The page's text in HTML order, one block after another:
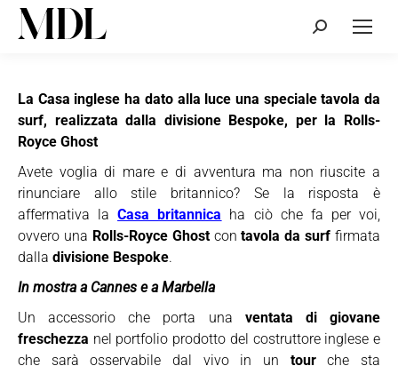
Cerca:
La Casa inglese ha dato alla luce una speciale tavola da
surf, realizzata dalla divisione Bespoke, per la Rolls-
Royce Ghost
Avete voglia di mare e di avventura ma non riuscite a
rinunciare allo stile britannico? Se la risposta è
affermativa laCasa britannica ha ciò che fa per voi,
ovvero una Rolls-Royce Ghostcontavola da surf firmata
dalla divisione Bespoke.
In mostra a Cannes e a Marbella
Un accessorio che porta una ventata di giovane
freschezza nel portfolio prodotto del costruttore inglese e
che sarà osservabile dal vivo in un tourche sta